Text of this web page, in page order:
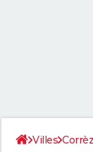
Villes